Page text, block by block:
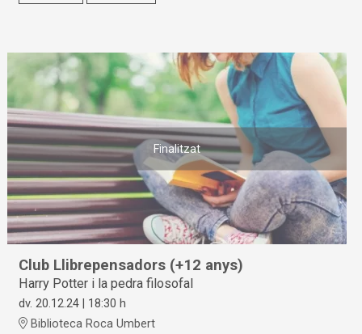
Finalitzat
Club Llibrepensadors (+12 anys)
Harry Potter i la pedra filosofal
dv. 20.12.24 | 18:30 h
Biblioteca Roca Umbert